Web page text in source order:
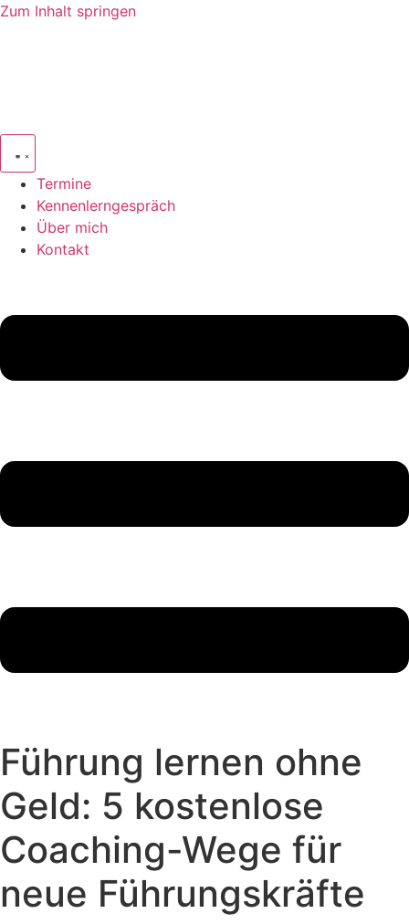
Zum Inhalt springen
Termine
Kennenlerngespräch
Über mich
Kontakt
Führung lernen ohne
Geld: 5 kostenlose
Coaching-Wege für
neue Führungskräfte